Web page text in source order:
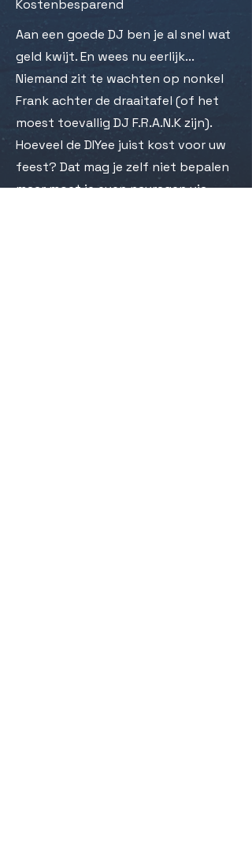
Kostenbesparend
Aan een goede DJ ben je al snel wat
geld kwijt. En wees nu eerlijk...
Niemand zit te wachten op nonkel
Frank achter de draaitafel (of het
moest toevallig DJ F.R.A.N.K zijn).
Hoeveel de DIYee juist kost voor uw
feest? Dat mag je zelf niet bepalen
maar moet je even navragen via